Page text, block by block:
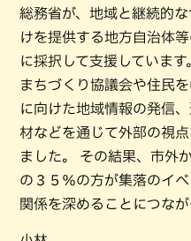
総務省が、地域と継続的
けを提供する地方自治体
に採択して支援していま
まちづくり協議会や住民
に向けた地域情報の発信
材などを通じて外部の視
ました。 その結果、市外
の３５％の方が集落のイ
関係を深めることにつなが